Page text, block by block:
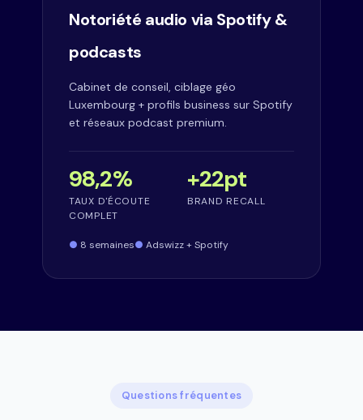
Notoriété audio via Spotify &
podcasts
Cabinet de conseil, ciblage géo
Luxembourg + profils business sur Spotify
et réseaux podcast premium.
98,2%
TAUX D'ÉCOUTE
COMPLET
+22pt
BRAND RECALL
8 semaines Adswizz + Spotify
Questions fréquentes